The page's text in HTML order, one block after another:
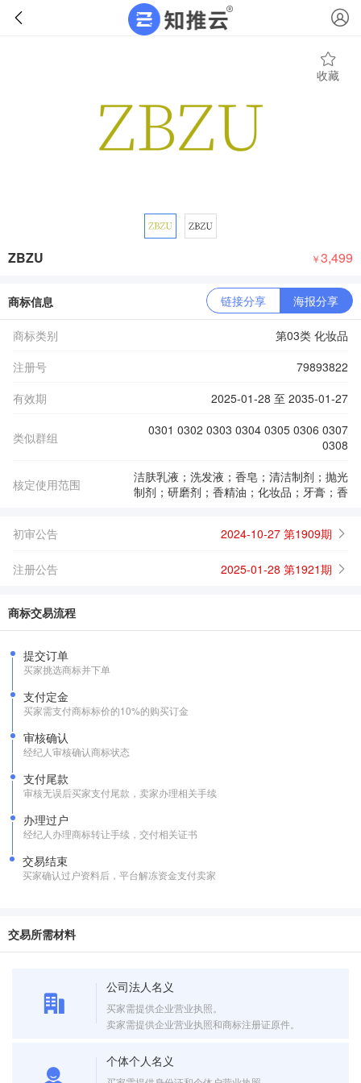
收藏
ZBZU ￥3,499
商标信息 链接分享 海报分享
商标类别
第03类 化妆品
注册号
79893822
有效期
2025-01-28 至 2035-01-27
类似群组
0301 0302 0303 0304 0305 0306 0307
0308
核定使用范围
洁肤乳液；洗发液；香皂；清洁制剂；抛光
制剂；研磨剂；香精油；化妆品；牙膏；香
初审公告 2024-10-27 第1909期
注册公告 2025-01-28 第1921期
商标交易流程
提交订单
买家挑选商标并下单
支付定金
买家需支付商标标价的10%的购买订金
审核确认
经纪人审核确认商标状态
支付尾款
审核无误后买家支付尾款，卖家办理相关手续
办理过户
经纪人办理商标转让手续，交付相关证书
交易结束
买家确认过户资料后，平台解冻资金支付卖家
交易所需材料
公司法人名义
买家需提供企业营业执照。
卖家需提供企业营业执照和商标注册证原件。
个体个人名义